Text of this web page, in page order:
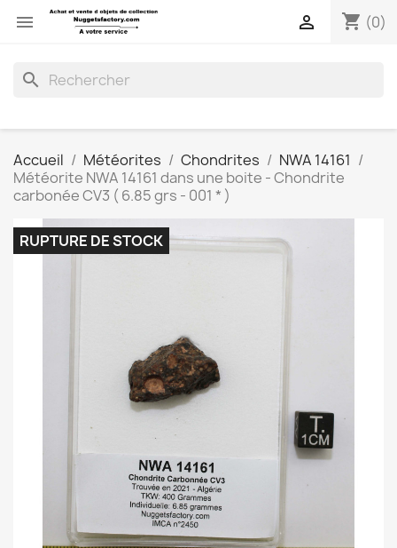
 shopping_cart (0)

search
Accueil Météorites Chondrites
NWA 14161
Météorite NWA 14161 dans une boite - Chondrite
carbonée CV3 ( 6.85 grs - 001 * )
RUPTURE DE STOCK